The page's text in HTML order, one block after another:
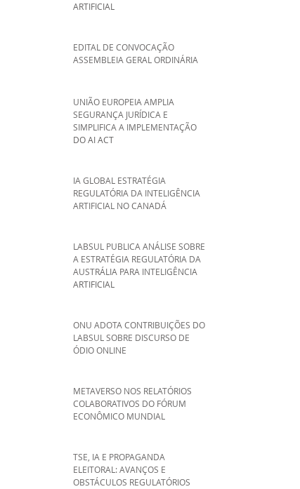
ARTIFICIAL
EDITAL DE CONVOCAÇÃO
ASSEMBLEIA GERAL ORDINÁRIA
UNIÃO EUROPEIA AMPLIA
SEGURANÇA JURÍDICA E
SIMPLIFICA A IMPLEMENTAÇÃO
DO AI ACT
IA GLOBAL ESTRATÉGIA
REGULATÓRIA DA INTELIGÊNCIA
ARTIFICIAL NO CANADÁ
LABSUL PUBLICA ANÁLISE SOBRE
A ESTRATÉGIA REGULATÓRIA DA
AUSTRÁLIA PARA INTELIGÊNCIA
ARTIFICIAL
ONU ADOTA CONTRIBUIÇÕES DO
LABSUL SOBRE DISCURSO DE
ÓDIO ONLINE
METAVERSO NOS RELATÓRIOS
COLABORATIVOS DO FÓRUM
ECONÔMICO MUNDIAL
TSE, IA E PROPAGANDA
ELEITORAL: AVANÇOS E
OBSTÁCULOS REGULATÓRIOS